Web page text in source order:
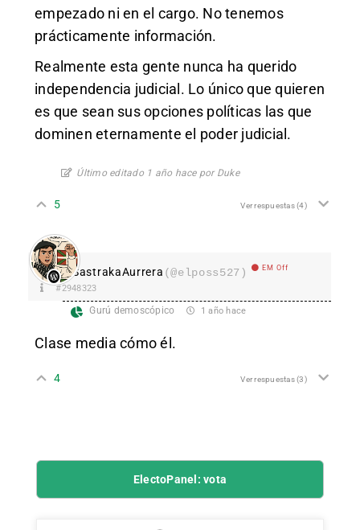
empezado ni en el cargo. No tenemos
prácticamente información.
Realmente esta gente nunca ha querido
independencia judicial. Lo único que quieren
es que sean sus opciones políticas las que
dominen eternamente el poder judicial.
Último editado 1 año hace por Duke
5 Ver respuestas(4)
SastrakaAurrera (@elposs527) EM Off
#2948323
Gurú demoscópico 1 año hace
Clase media cómo él.
4 Ver respuestas(3)
ElectoPanel: vota